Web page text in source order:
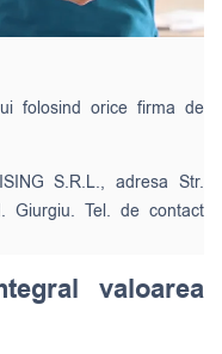
folosind orice firma de
S.R.L., adresa Str.
Giurgiu. Tel. de contact
valoarea